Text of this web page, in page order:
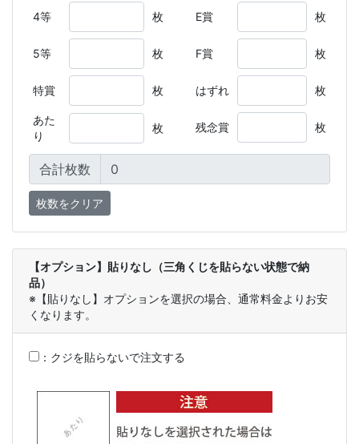
4等 枚
5等 枚
特賞 枚
あた
り
枚
E賞 枚
F賞 枚
はずれ 枚
残念賞 枚
合計枚数
【オプション】貼りなし（三角くじを貼らない状態で納
品）
※【貼りなし】オプションを選択の場合、通常料金よりお安
くなります。
： クジを貼らないで注文する